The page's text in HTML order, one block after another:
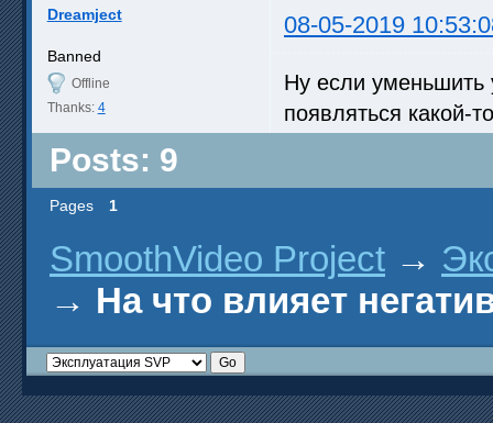
Dreamject 08-05-2019
Banned
Offline
Thanks: 4
Ну если уменьшить
появляться какой-
Posts: 9
Pages 1
SmoothVideo Project →
→ На что влияет